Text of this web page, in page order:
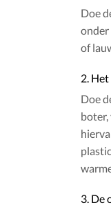
Doe
onder
of
2. Het
Doe
boter,
3. De